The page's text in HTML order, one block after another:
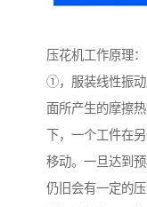
压花机工作原理：
①，服装线性振动
面所产生的摩擦
下，一个工件在
移动。一旦达到
仍旧会有一定的